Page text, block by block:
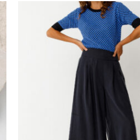
precio
original
era:
119,00 €.
El
precio
actual
es:
69,00 €.